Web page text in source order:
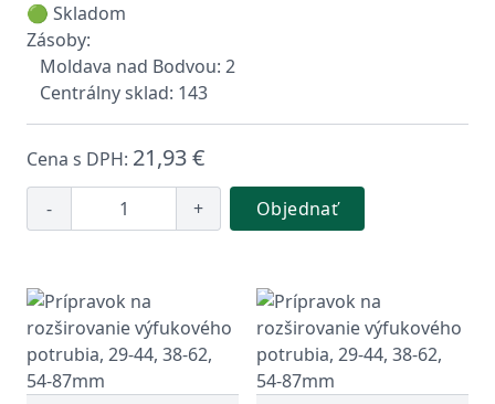
🟢 Skladom
Zásoby:
Moldava nad Bodvou: 2
Centrálny sklad: 143
Cena s DPH: 21,93 €
- + Objednať